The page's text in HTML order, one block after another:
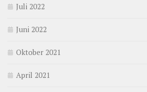
Juli 2022
Juni 2022
Oktober 2021
April 2021